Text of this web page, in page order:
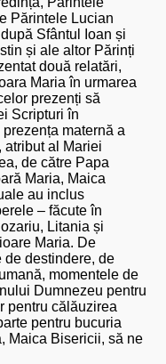
Părintele Lucian
Sfântul Ioan și
și ale altor Părinți
două relatări,
Maria în urmarea
prezenți să
Scripturi în
maternă a
atribut al Mariei
de către Papa
Maria, Maica
au inclus
– făcute în
Litania și
Maria. De
de destindere, de
momentele de
Dumnezeu pentru
pentru călăuzirea
pentru bucuria
Maica Bisericii, să ne